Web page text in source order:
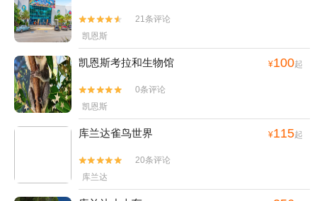


21条评论
凯恩斯
凯恩斯考拉和生物馆 ¥100起


0条评论
凯恩斯
库兰达雀鸟世界 ¥115起


20条评论
库兰达